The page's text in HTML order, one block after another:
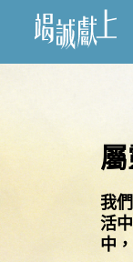
我
活
中